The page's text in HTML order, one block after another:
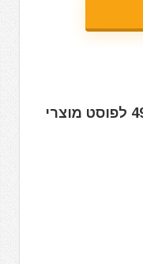
משלוח חינם בתנאי הגעה ל-49$ לפוסט מוצרי